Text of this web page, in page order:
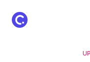
ClassPoint Logo